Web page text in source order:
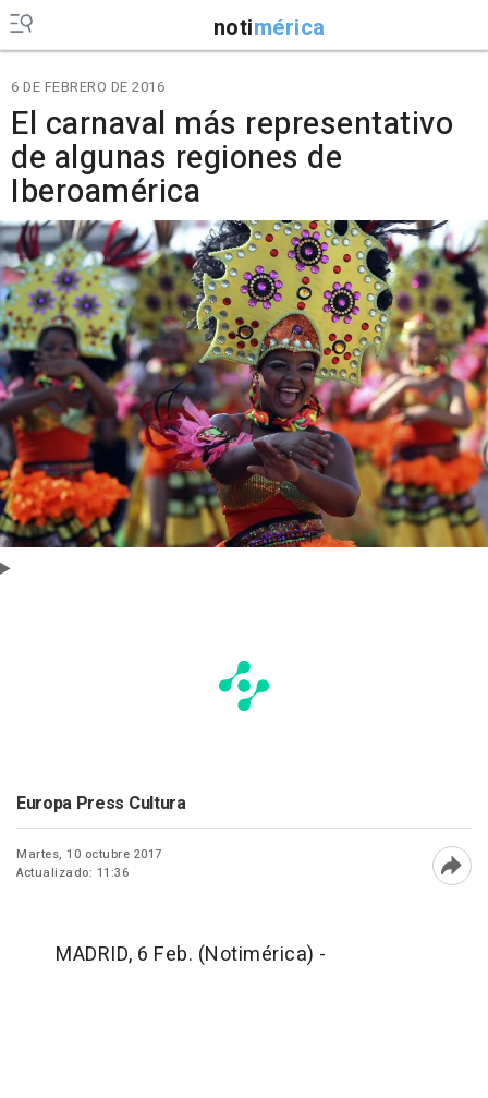
notimérica
6 DE FEBRERO DE 2016
El carnaval más representativo
de algunas regiones de
Iberoamérica
Europa Press Cultura
Martes, 10 octubre 2017
Actualizado: 11:36
MADRID, 6 Feb. (Notimérica) -